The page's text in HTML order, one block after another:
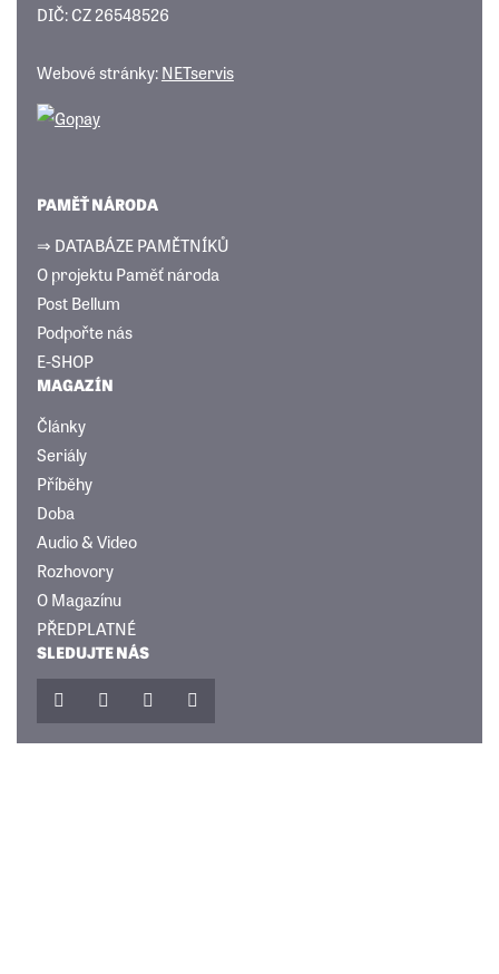
DIČ: CZ 26548526
Webové stránky:NETservis
PAMĚŤ NÁRODA
⇒ DATABÁZE PAMĚTNÍKŮ
O projektu Paměť národa
Post Bellum
Podpořte nás
E-SHOP
MAGAZÍN
Články
Seriály
Příběhy
Doba
Audio & Video
Rozhovory
O Magazínu
PŘEDPLATNÉ
SLEDUJTE NÁS